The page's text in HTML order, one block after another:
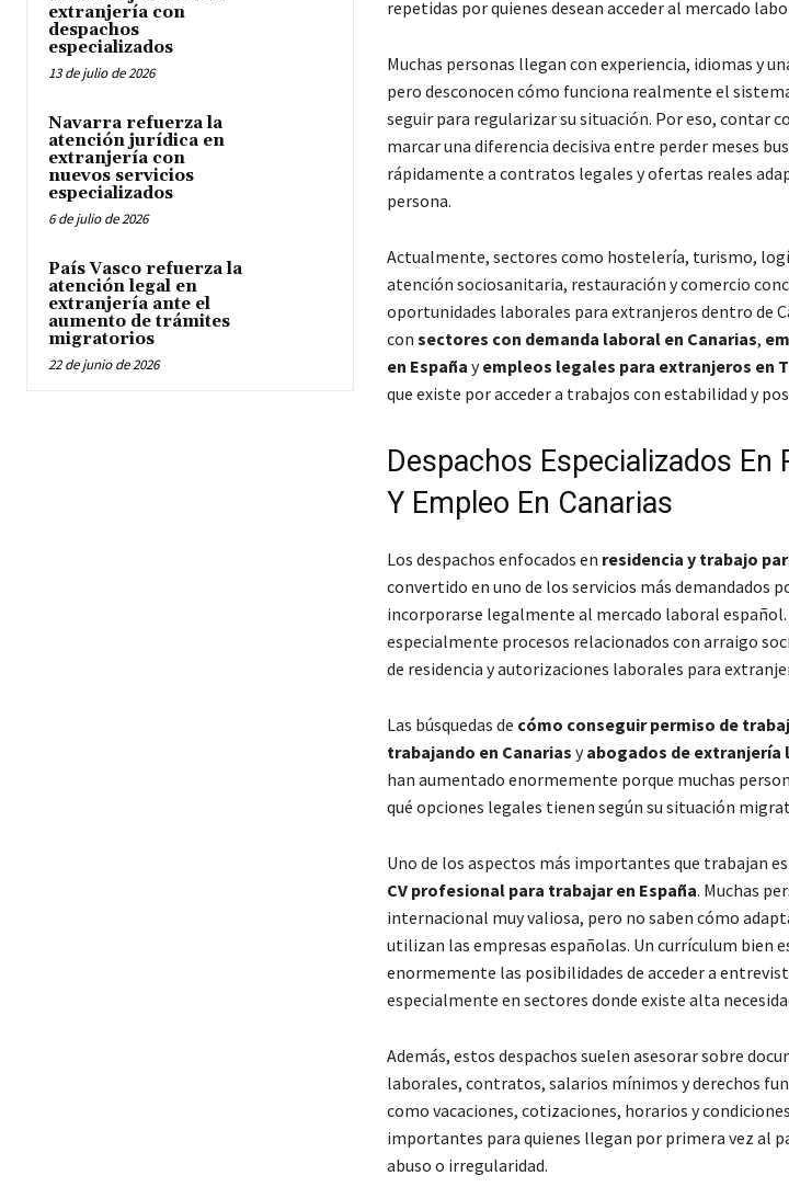
extranjería con
despachos
especializados
13 de julio de 2026
Navarra refuerza la
atención jurídica en
extranjería con
nuevos servicios
especializados
6 de julio de 2026
País Vasco refuerza la
atención legal en
extranjería ante el
aumento de trámites
migratorios
22 de junio de 2026
repetidas por quienes desean acceder al mercado
Muchas personas llegan con experiencia, idiomas y
pero desconocen cómo funciona realmente el
seguir para regularizar su situación. Por eso, contar
marcar una diferencia decisiva entre perder meses
rápidamente a contratos legales y ofertas reales
persona.
Actualmente, sectores como hostelería, turismo,
atención sociosanitaria, restauración y comercio
oportunidades laborales para extranjeros dentro de
con sectores con demanda laboral en Canarias,
en España yempleos legales para extranjeros en
que existe por acceder a trabajos con estabilidad y
Despachos Especializados En
Y Empleo En Canarias
Los despachos enfocados en residencia y trabajo
convertido en uno de los servicios más demandados
incorporarse legalmente al mercado laboral
especialmente procesos relacionados con arraigo
de residencia y autorizaciones laborales para
Las búsquedas de cómo conseguir permiso de
trabajando en Canarias yabogados de extranjería
han aumentado enormemente porque muchas
qué opciones legales tienen según su situación
Uno de los aspectos más importantes que trabajan
CV profesional para trabajar en España. Muchas
internacional muy valiosa, pero no saben cómo
utilizan las empresas españolas. Un currículum bien
enormemente las posibilidades de acceder a
especialmente en sectores donde existe alta
Además, estos despachos suelen asesorar sobre
laborales, contratos, salarios mínimos y derechos
como vacaciones, cotizaciones, horarios y
importantes para quienes llegan por primera vez al
abuso o irregularidad.